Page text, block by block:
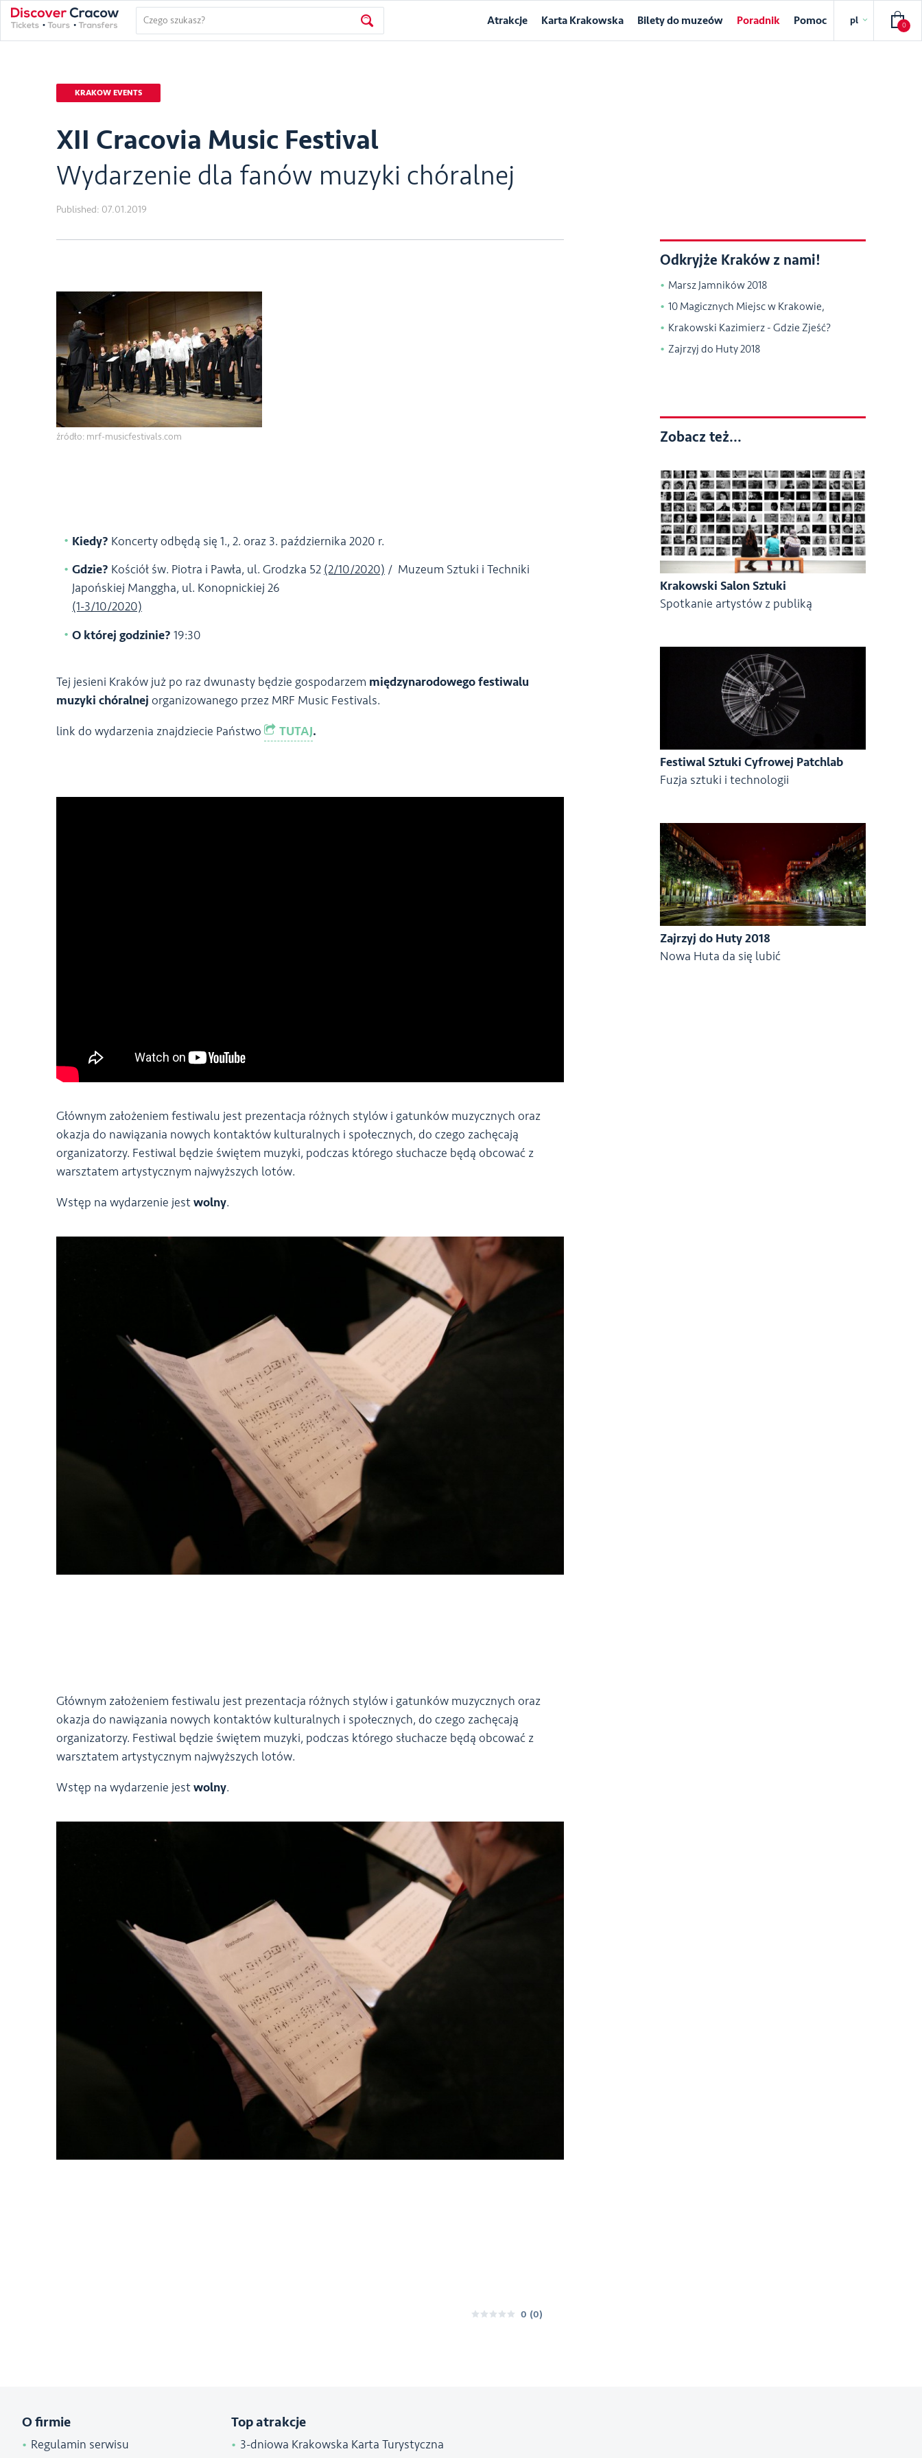
pl
Atrakcje Karta Krakowska Bilety do muzeów Poradnik Pomoc 0
KRAKOW EVENTS
XII Cracovia Music Festival
Wydarzenie dla fanów muzyki chóralnej
Published: 07.01.2019
źródło: mrf-musicfestivals.com
Kiedy? Koncerty odbędą się 1., 2. oraz 3. października 2020 r.
Gdzie? Kościół św. Piotra i Pawła, ul. Grodzka 52 (2/10/2020) / Muzeum Sztuki i Techniki
Japońskiej Manggha, ul. Konopnickiej 26
(1-3/10/2020)
O której godzinie? 19:30
Tej jesieni Kraków już po raz dwunasty będzie gospodarzem międzynarodowego festiwalu
muzyki chóralnej organizowanego przez MRF Music Festivals.
link do wydarzenia znajdziecie Państwo TUTAJ.
Głównym założeniem festiwalu jest prezentacja różnych stylów i gatunków muzycznych oraz
okazja do nawiązania nowych kontaktów kulturalnych i społecznych, do czego zachęcają
organizatorzy. Festiwal będzie świętem muzyki, podczas którego słuchacze będą obcować z
warsztatem artystycznym najwyższych lotów.
Wstęp na wydarzenie jestwolny.
Głównym założeniem festiwalu jest prezentacja różnych stylów i gatunków muzycznych oraz
okazja do nawiązania nowych kontaktów kulturalnych i społecznych, do czego zachęcają
organizatorzy. Festiwal będzie świętem muzyki, podczas którego słuchacze będą obcować z
warsztatem artystycznym najwyższych lotów.
Wstęp na wydarzenie jestwolny.
0 (0)
Odkryjże Kraków z nami!
Marsz Jamników 2018
10 Magicznych Miejsc w Krakowie,
Krakowski Kazimierz - Gdzie Zjeść?
Zajrzyj do Huty 2018
Zobacz też...
Krakowski Salon Sztuki
Spotkanie artystów z publiką
Festiwal Sztuki Cyfrowej Patchlab
Fuzja sztuki i technologii
Zajrzyj do Huty 2018
Nowa Huta da się lubić
O firmie
Regulamin serwisu
Top atrakcje
3-dniowa Krakowska Karta Turystyczna